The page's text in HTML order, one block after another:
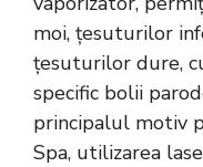
moi, țesuturilor
țesuturilor dure,
specific bolii
principalul motiv
Spa, utilizarea